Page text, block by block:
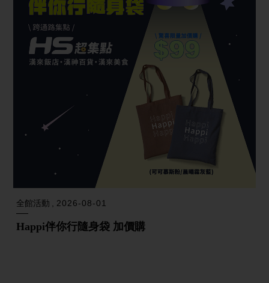
全館活動 2026-08-01
Happi伴你行隨身袋 加價購